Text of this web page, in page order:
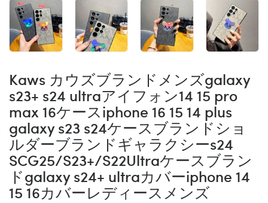
Kaws カウズブランドメンズgalaxy
s23+ s24 ultraアイフォン14 15 pro
max 16ケースiphone 16 15 14 plus
galaxy s23 s24ケースブランドショ
ルダーブランドギャラクシーs24
SCG25/S23+/S22Ultraケースブラン
ドgalaxy s24+ ultraカバーiphone 14
15 16カバーレディースメンズ